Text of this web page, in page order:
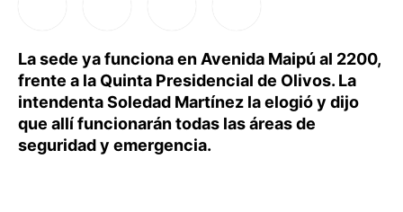
La sede ya funciona en Avenida Maipú al 2200,
frente a la Quinta Presidencial de Olivos. La
intendenta Soledad Martínez la elogió y dijo
que allí funcionarán todas las áreas de
seguridad y emergencia.